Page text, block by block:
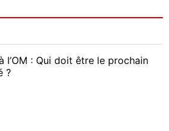
l’OM : Qui doit être le prochain
?